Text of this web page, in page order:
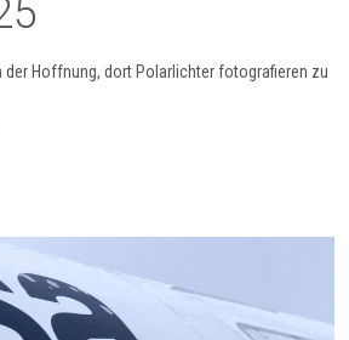
der Hoffnung, dort Polarlichter fotografieren zu